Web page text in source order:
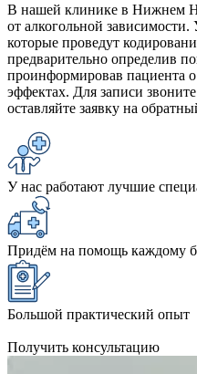
В нашей клинике в Нижнем
от алкогольной
которые проведут
предварительно определив
проинформировав пациента
эффектах. Для записи
оставляйте заявку на
У нас работают лучшие
Придём на помощь каждому
Большой практический опыт
Получить консультацию